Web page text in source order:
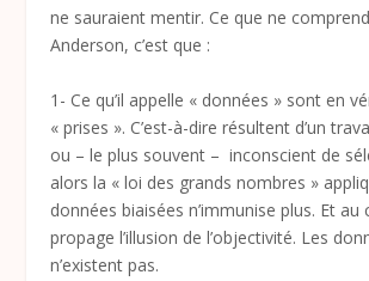
ne sauraient mentir. Ce que ne
Anderson, c’est que :
1- Ce qu’il appelle « données » sont en
« prises ». C’est-à-dire résultent d’un
ou – le plus souvent – inconscient de
alors la « loi des grands nombres »
données biaisées n’immunise plus. Et au
propage l’illusion de l’objectivité. Les
n’existent pas.